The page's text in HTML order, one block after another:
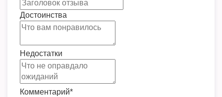
Достоинства
Недостатки
Комментарий*